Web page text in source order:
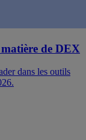
de DEX
dans les outils